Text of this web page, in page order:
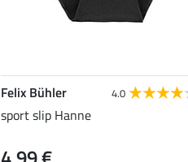
Felix Bühler 4.0
sport slip Hanne